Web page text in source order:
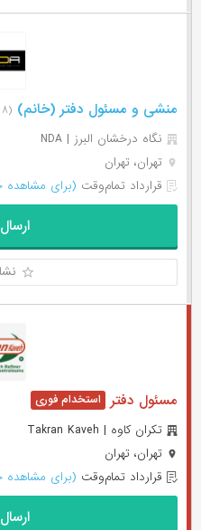
منشی و مسئول دفتر (خانم) (۸ روز پیش)
نگاه درخشان البرز | NDA
تهران، تهران
قرارداد تمام‌وقت (برای مشاهده
مسئول دفتر
تکران کاوه | Takran Kaveh
تهران، تهران
قرارداد تمام‌وقت (برای مشاهده